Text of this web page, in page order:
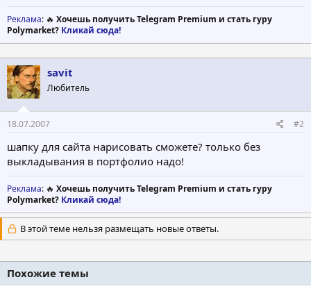
Реклама: 🔥 Хочешь получить Telegram Premium и стать гуру
Polymarket? Кликай сюда!
savit
Любитель
18.07.2007 #2
шапку для сайта нарисовать сможете? только без
выкладывания в портфолио надо!
Реклама: 🔥 Хочешь получить Telegram Premium и стать гуру
Polymarket? Кликай сюда!
В этой теме нельзя размещать новые ответы.
Похожие темы